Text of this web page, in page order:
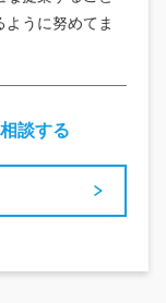
うに努めてま
談する